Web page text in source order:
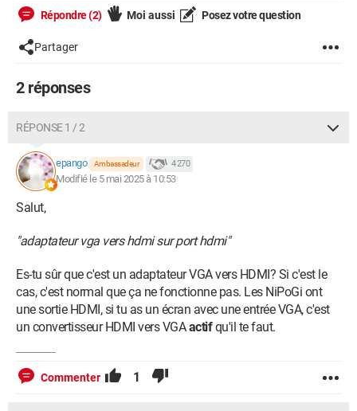
Windows / Chrome 134.0.0.0
Répondre (2) Moi aussi Posez votre question
Partager
2 réponses
RÉPONSE 1 / 2
epango Ambassadeur 4 270
Modifié le 5 mai 2025 à 10:53
Salut,
"adaptateur vga vers hdmi sur port hdmi"
Es-tu sûr que c'est un adaptateur VGA vers HDMI? Si c'est le
cas, c'est normal que ça ne fonctionne pas. Les NiPoGi ont
une sortie HDMI, si tu as un écran avec une entrée VGA, c'est
un convertisseur HDMI vers VGAactifqu'il te faut.
Commenter 1